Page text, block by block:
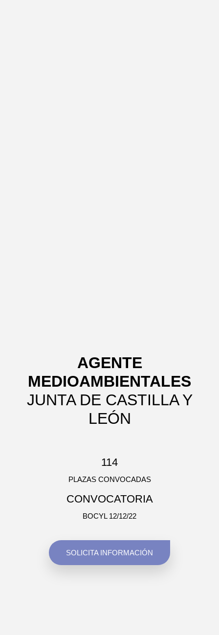
AGENTE
MEDIOAMBIENTALES
JUNTA DE CASTILLA Y
LEÓN
114
PLAZAS CONVOCADAS
CONVOCATORIA
BOCYL 12/12/22
SOLICITA INFORMACIÓN